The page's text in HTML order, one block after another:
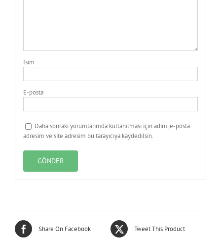
İsim
E-posta
Daha sonraki yorumlarımda kullanılması için adım, e-posta
adresim ve site adresim bu tarayıcıya kaydedilsin.
Share On Facebook Tweet This Product